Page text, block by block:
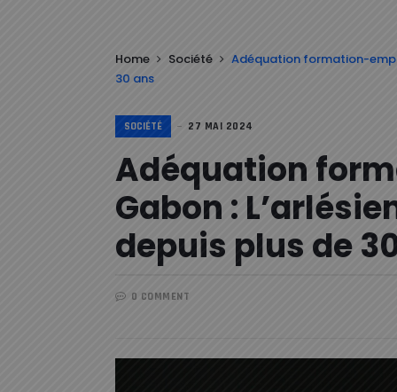
Home Société
Adéquation formation-
30 ans
SOCIÉTÉ 27 MAI 2024
Adéquation
Gabon :
depuis plus de
0 COMMENT